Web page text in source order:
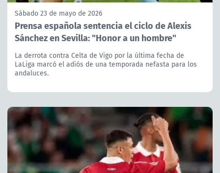
Sábado 23 de mayo de 2026
Prensa española sentencia el ciclo de Alexis
Sánchez en Sevilla: "Honor a un hombre"
La derrota contra Celta de Vigo por la última fecha de
LaLiga marcó el adiós de una temporada nefasta para los
andaluces.